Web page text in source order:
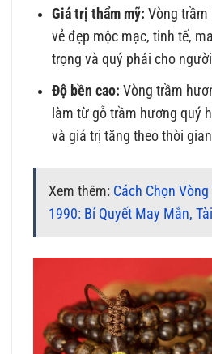
Giá trị thẩm mỹ: Vòng
vẻ đẹp mộc mạc, tinh tế,
trọng và quý phái cho
Độ bền cao: Vòng trầm
làm từ gỗ trầm hương quý
và giá trị tăng theo thời
Xem thêm: Cách Chọn
1990: Bí Quyết May Mắn,